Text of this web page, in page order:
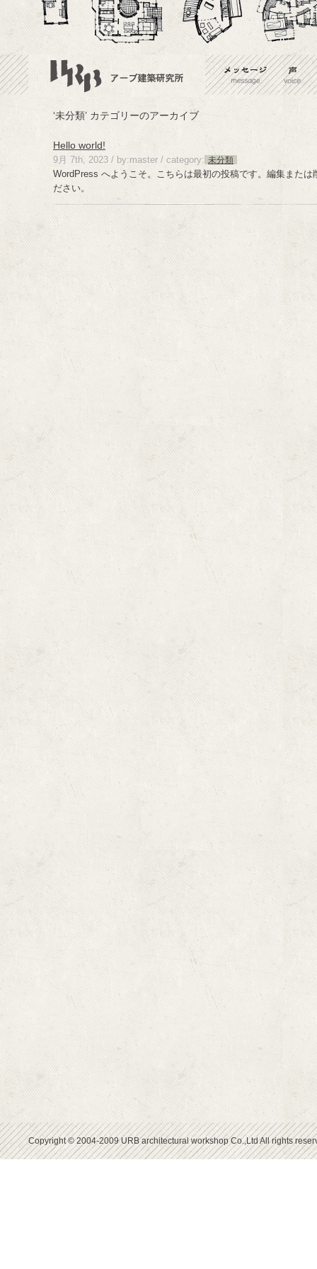
‘未分類’ カテゴリーのアーカイブ
Hello world!
9月 7th, 2023 / by:master / category: 未分類
WordPress へようこそ。こちらは最初の投稿です。編集また
ださい。
Copyright © 2004-2009 URB architectural workshop Co.,Ltd All rights